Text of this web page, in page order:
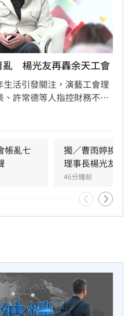
收10萬單
50分鐘前
靠2根鐵軌橫掃AI鏈　川湖財報
50分鐘前
一軍不是來跑龍套　餅總對新
人不手下留情
50分鐘前
江肇國諷盧秀燕急切割疫苗詐
傅家接班人幕僚酒駕遭移送！
公所火速准辭
1小時前
　楊光友再轟余天工會
活引發關注，演藝工會理
許常德等人指控財務不透
引發演藝圈軒然大波。針
圈工會林立現象混亂，強調
人員協會運作順利，不願捲
人工會權益與財務管理的爭
聲，讓演藝圈內部矛盾浮上
藝人照護制度的結構性問
注與討論。
帳亂七
獨／曹雨婷挨
理事長楊光友開
46分鐘前